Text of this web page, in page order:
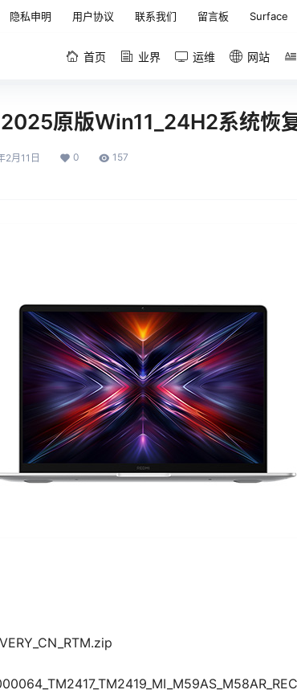
隐私申明 用户协议 联系我们 留言板 Surface
首页 业界 运维 网站
原版Win11_24H2系统恢
2月11日 0 157